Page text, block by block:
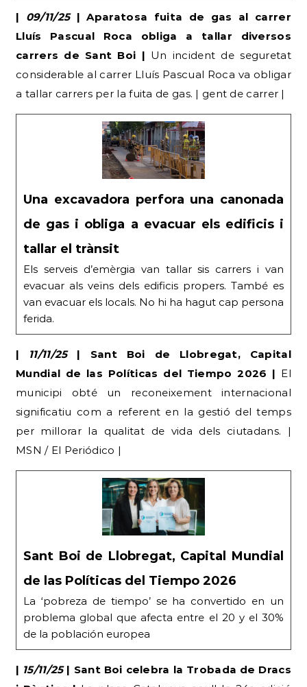
| 09/11/25| Aparatosa fuita de gas al carrer
Lluís Pascual Roca obliga a tallar diversos
carrers de Sant Boi | Un incident de seguretat
considerable al carrer Lluís Pascual Roca va obligar
a tallar carrers per la fuita de gas. | gent de carrer |
Una excavadora perfora una canonada
de gas i obliga a evacuar els edificis i
tallar el trànsit
Els serveis d’emèrgia van tallar sis carrers i van
evacuar als veïns dels edificis propers. També es
van evacuar els locals. No hi ha hagut cap persona
ferida.
| 11/11/25| Sant Boi de Llobregat, Capital
Mundial de las Políticas del Tiempo 2026 | El
municipi obté un reconeixement internacional
significatiu com a referent en la gestió del temps
per millorar la qualitat de vida dels ciutadans. |
MSN / El Periódico |
Sant Boi de Llobregat, Capital Mundial
de las Políticas del Tiempo 2026
La ‘pobreza de tiempo’ se ha convertido en un
problema global que afecta entre el 20 y el 30%
de la población europea
| 15/11/25| Sant Boi celebra la Trobada de Dracs